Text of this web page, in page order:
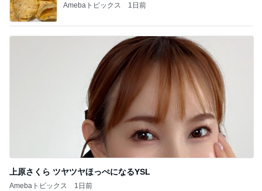
Amebaトピックス 1日前
上原さくら ツヤツヤほっぺになるYSL
Amebaトピックス 1日前